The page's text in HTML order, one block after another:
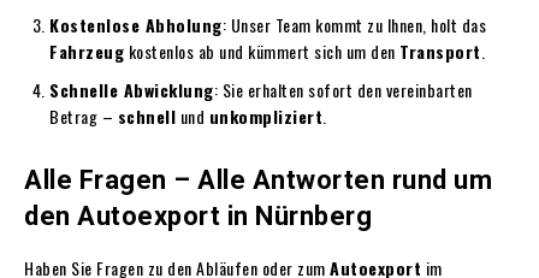
Kostenlose Abholung: Unser Team kommt zu Ihnen, holt das
Fahrzeug kostenlos ab und kümmert sich um den Transport
Schnelle Abwicklung: Sie erhalten sofort den vereinbarten
Betrag – schnell und unkompliziert
Alle Fragen – Alle Antworten rund um
den Autoexport in Nürnberg
Haben Sie Fragen zu den Abläufen oder zumAutoexport im